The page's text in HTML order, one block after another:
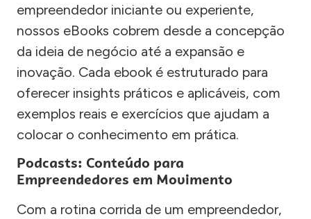
empreendedor iniciante ou experiente,
nossos eBooks cobrem desde a concepção
da ideia de negócio até a expansão e
inovação. Cada ebook é estruturado para
oferecer insights práticos e aplicáveis, com
exemplos reais e exercícios que ajudam a
colocar o conhecimento em prática.
Podcasts: Conteúdo para
Empreendedores em Movimento
Com a rotina corrida de um empreendedor,